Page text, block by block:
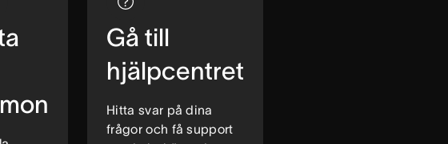
Gå till
hjälpcentret
Hitta svar på dina
frågor och få support